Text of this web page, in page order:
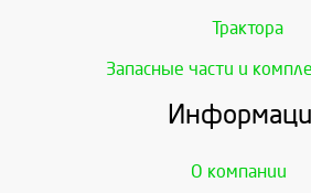
Трактора
Запасные части и
О компании